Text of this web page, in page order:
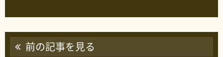
前の記事を見る